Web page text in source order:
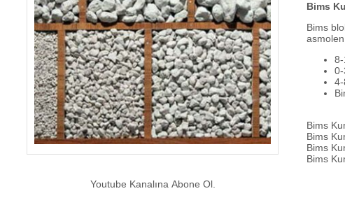
Youtube Kanalına Abone Ol.
Bims
Bims
Bims
Bims
Bims
Bims